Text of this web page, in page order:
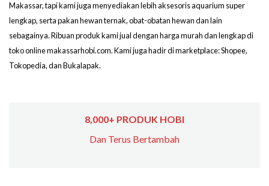
Makassar, tapi kami juga menyediakan lebih aksesoris aquarium super
lengkap, serta pakan hewan ternak, obat-obatan hewan dan lain
sebagainya. Ribuan produk kami jual dengan harga murah dan lengkap di
toko online makassarhobi.com. Kami juga hadir di marketplace: Shopee,
Tokopedia, dan Bukalapak.
8,000+ PRODUK HOBI
Dan Terus Bertambah